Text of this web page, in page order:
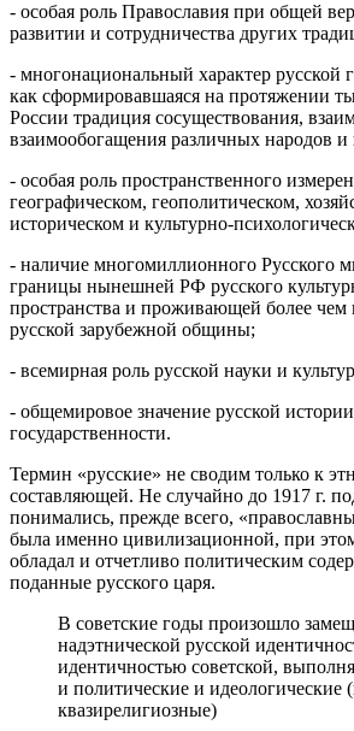
- особая роль Православия при общей
развитии и сотрудничества других
- многонациональный характер русской
как сформировавшаяся на протяжении
России традиция сосуществования,
взаимообогащения различных народов и
- особая роль пространственного
географическом, геополитическом,
историческом и культурно-
- наличие многомиллионного Русского
границы нынешней РФ русского
пространства и проживающей более чем
русской зарубежной общины;
- всемирная роль русской науки и
- общемировое значение русской
государственности.
Термин «русские» не сводим только к
составляющей. Не случайно до 1917 г.
понимались, прежде всего,
была именно цивилизационной, при
обладал и отчетливо политическим
поданные русского царя.
В советские годы произошло
надэтнической русской
идентичностью советской,
и политические и идеологические
квазирелигиозные)